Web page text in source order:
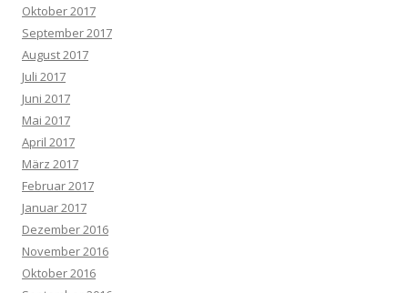
Oktober 2017
September 2017
August 2017
Juli 2017
Juni 2017
Mai 2017
April 2017
März 2017
Februar 2017
Januar 2017
Dezember 2016
November 2016
Oktober 2016